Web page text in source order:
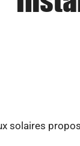
solaires